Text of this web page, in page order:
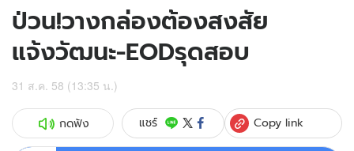
ป่วน!วางกล่องต้องสงสัย
แจ้งวัฒนะ-EODรุดสอบ
31 ส.ค. 58 (13:35 น.)
กดฟัง แชร์ Copy link